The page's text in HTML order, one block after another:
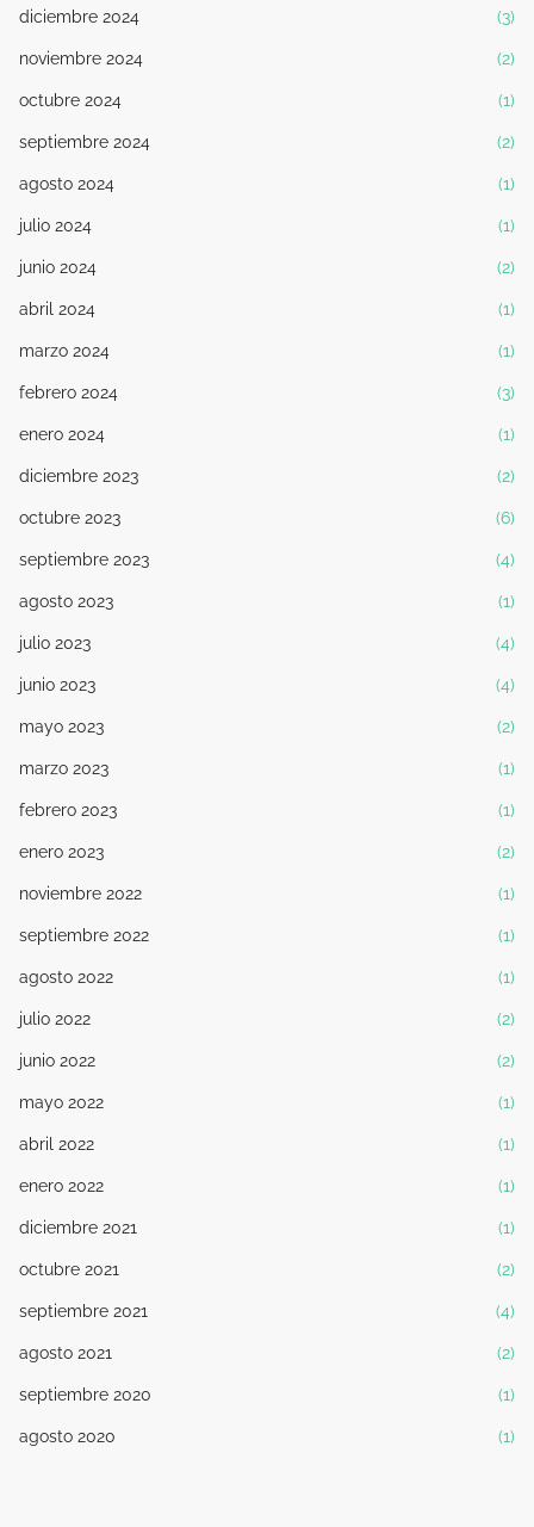
diciembre 2024 (3)
noviembre 2024 (2)
octubre 2024 (1)
septiembre 2024 (2)
agosto 2024 (1)
julio 2024 (1)
junio 2024 (2)
abril 2024 (1)
marzo 2024 (1)
febrero 2024 (3)
enero 2024 (1)
diciembre 2023 (2)
octubre 2023 (6)
septiembre 2023 (4)
agosto 2023 (1)
julio 2023 (4)
junio 2023 (4)
mayo 2023 (2)
marzo 2023 (1)
febrero 2023 (1)
enero 2023 (2)
noviembre 2022 (1)
septiembre 2022 (1)
agosto 2022 (1)
julio 2022 (2)
junio 2022 (2)
mayo 2022 (1)
abril 2022 (1)
enero 2022 (1)
diciembre 2021 (1)
octubre 2021 (2)
septiembre 2021 (4)
agosto 2021 (2)
septiembre 2020 (1)
agosto 2020 (1)